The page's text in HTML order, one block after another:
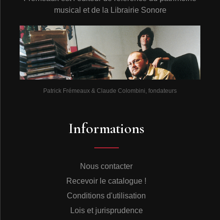
solos de Bird car ils furent enregistrés à des fins privées
par des musiciens désireux de disséquer son style. Sur
le seul plan du son, ils se situent en majorité à la limite
de l’audible voire du supportable. Faut-il rappeler, qu’à
l’époque, leurs auteurs employaient des enregistreurs
portables sur disque, des magnétophones à fil, à bande
(acétate ou papier) et autres machines devenues
obsolètes, engendrant des matériaux sonores fragiles ?
la quasi-intégralité de ce qu’il grava en studio et de ce
d’offrir un panorama exhaustif de l’évolution stylistique
conditions d’écoute acceptables.
Toutefois lorsque la nécessité s’en fait sentir
stylistiquement parlant, la présence ponctuelle
Au mépris de la qualité sonore.
musical et de la Librairie Sonore
Patrick Frémeaux & Claude Colombini, fondateurs
Informations
Nous contacter
Recevoir le catalogue !
Conditions d'utilisation
Lois et jurisprudence